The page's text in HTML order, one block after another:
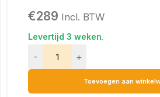
€289 Incl. BTW
- +
Toevoegen aan